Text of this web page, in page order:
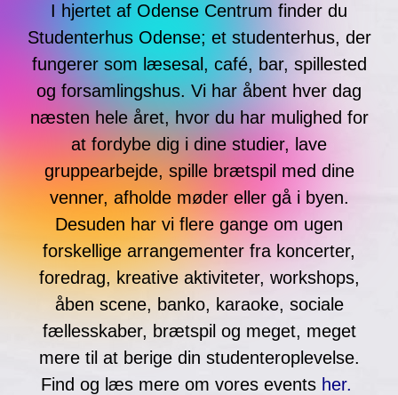
I hjertet af Odense Centrum finder du
Studenterhus Odense; et studenterhus, der
fungerer som læsesal, café, bar, spillested
og forsamlingshus. Vi har åbent hver dag
næsten hele året, hvor du har mulighed for
at fordybe dig i dine studier, lave
gruppearbejde, spille brætspil med dine
venner, afholde møder eller gå i byen.
Desuden har vi flere gange om ugen
forskellige arrangementer fra koncerter,
foredrag, kreative aktiviteter, workshops,
åben scene, banko, karaoke, sociale
fællesskaber, brætspil og meget, meget
mere til at berige din studenteroplevelse.
Find og læs mere om vores events her.